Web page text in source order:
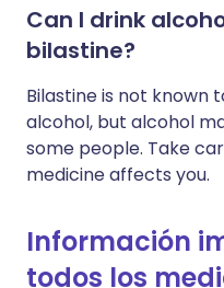
Can I drink
bilastine?
Bilastine is not known
alcohol, but alcohol
some people. Take
medicine affects you.
Información
todos los